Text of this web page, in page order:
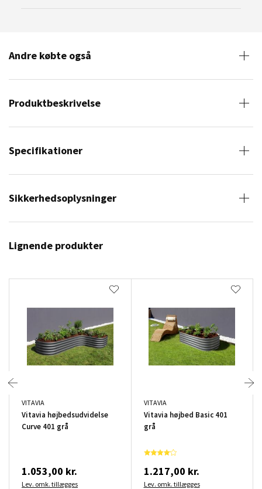
Andre købte også
Produktbeskrivelse
Specifikationer
Sikkerhedsoplysninger
Lignende produkter
VITAVIA
Vitavia højbedsudvidelse
Curve 401 grå
1.053,00 kr.
Lev. omk. tillægges
VITAVIA
Vitavia højbed Basic 401
grå
1.217,00 kr.
Lev. omk. tillægges